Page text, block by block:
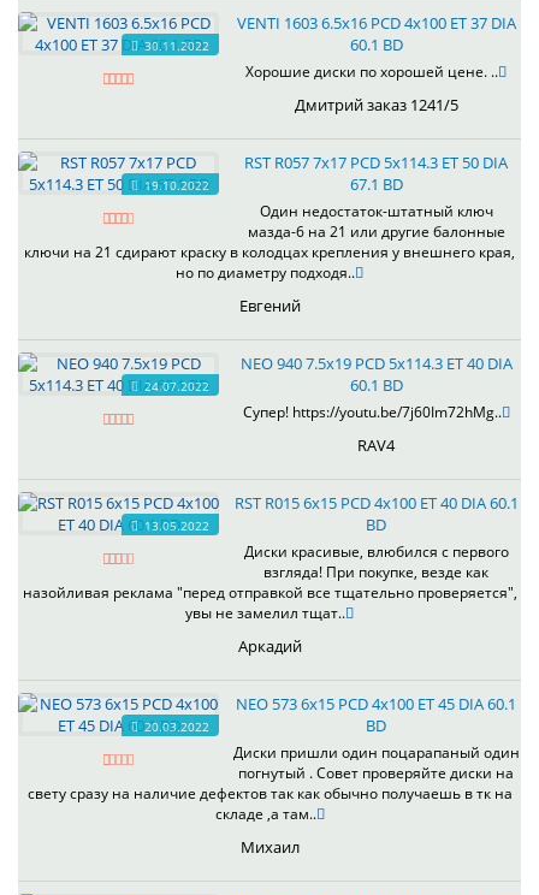
30.11.2022
VENTI 1603 6.5x16 PCD 4x100 ET 37 DIA
60.1 BD
Хорошие диски по хорошей цене. ..
Дмитрий заказ 1241/5
19.10.2022
RST R057 7x17 PCD 5x114.3 ET 50 DIA
67.1 BD
Один недостаток-штатный ключ
мазда-6 на 21 или другие балонные
ключи на 21 сдирают краску в колодцах крепления у внешнего края,
но по диаметру подходя..
Евгений
24.07.2022
NEO 940 7.5x19 PCD 5x114.3 ET 40 DIA
60.1 BD
Супер! https://youtu.be/7j60Im72hMg..
RAV4
13.05.2022
RST R015 6x15 PCD 4x100 ET 40 DIA 60.1
BD
Диски красивые, влюбился с первого
взгляда! При покупке, везде как
назойливая реклама "перед отправкой все тщательно проверяется",
увы не замелил тщат..
Аркадий
20.03.2022
NEO 573 6x15 PCD 4x100 ET 45 DIA 60.1
BD
Диски пришли один поцарапаный один
погнутый . Совет проверяйте диски на
свету сразу на наличие дефектов так как обычно получаешь в тк на
складе ,а там..
Михаил